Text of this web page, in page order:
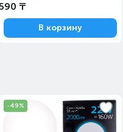
₸
В корзину
-49%